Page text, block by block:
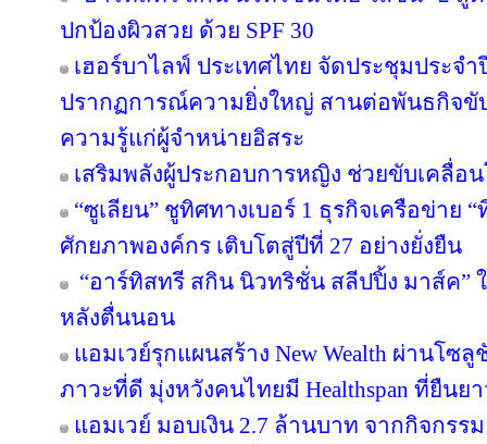
ปกป้องผิวสวย ด้วย SPF 30
เฮอร์บาไลฟ์ ประเทศไทย จัดประชุมประจำปี
ปรากฏการณ์ความยิ่งใหญ่ สานต่อพันธกิจขั
ความรู้แก่ผู้จำหน่ายอิสระ
เสริมพลังผู้ประกอบการหญิง ช่วยขับเคลื่อ
“ซูเลียน” ชูทิศทางเบอร์ 1 ธุรกิจเครือข่าย
ศักยภาพองค์กร เติบโตสู่ปีที่ 27 อย่างยั่งยืน
“อาร์ทิสทรี สกิน นิวทริชั่น สลีปปิ้ง มาส์ค”
หลังตื่นนอน
แอมเวย์รุกแผนสร้าง New Wealth ผ่านโ
ภาวะที่ดี มุ่งหวังคนไทยมี Healthspan ที่ยืนย
แอมเวย์ มอบเงิน 2.7 ล้านบาท จากกิจกรร